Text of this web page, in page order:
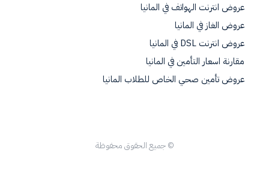
عروض انترنت الهواتف في المانيا
عروض الغاز في المانيا
عروض انترنت DSL في المانيا
مقارنة اسعار التأمين في المانيا
عروض تأمين صحي الخاص للطلاب المانيا
© جميع الحقوق محفوظة